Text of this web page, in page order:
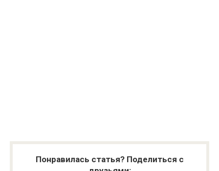
Понравилась статья? Поделиться с